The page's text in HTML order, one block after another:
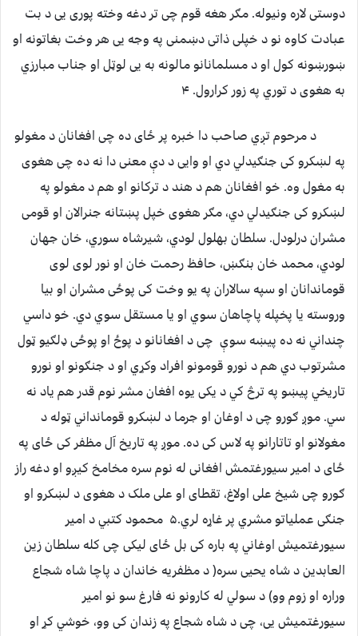
دوستی لاره ونیوله. مګر هغه قوم چی تر دغه وخته پوری یی د بت
عبادت کاوه نو د خپلی ذاتی دښمنی په وجه یی هر وخت بغاتونه او
ښورښونه کول او د مسلمانانو مالونه به یی لوټل او جناب مبارزي
به هغوی د توري په زور کرارول. ۴
د مرحوم تږي صاحب دا خبره پر ځای ده چی افغانان د مغولو
په لښکرو کی جنګیدلي دي او وایی د دې معنی دا نه ده چی هغوی
به مغول وه. خو افغانان هم د هند د ترکانو او هم د مغولو په
لښکرو کی جنګیدلي دي، مګر هغوی خپل پښتانه جنرالان او قومی
مشران درلودل. سلطان بهلول لودي، شیرشاه سوري، خان جهان
لودي، محمد خان بنګښ، حافظ رحمت خان او نور لوی لوی
قوماندانان او سپه سالاران په یو وخت کی پوځی مشران او بیا
وروسته یا پخپله پاچاهان سوي او یا مستقل سوي دي. خو داسي
چنداني نه ده پیښه سوې چی د افغانانو د پوځ او پوځی ډلګیو ټول
مشرتوب دي هم د نورو قومونو افراد وکړي او د جنګونو او نورو
تاریخي پیښو په ترڅ کي د یکی یوه افغان مشر نوم قدر هم یاد نه
سي. موږ ګورو چی د اوغان او جرما د لښکرو قومانداني ټوله د
مغولانو او تاتارانو په لاس کی ده. موږ په تاریخ آل مظفر کی ځای په
ځای د امیر سیورغتمش افغانی له نوم سره مخامخ کیږو او دغه راز
ګورو چی شیخ علی اولاغ، تقطای او علی ملک د هغوی د لښکرو او
جنګی عملیاتو مشري پر غاړه لري.۵ محمود کتبي د امیر
سیورغتمیش اوغاني په باره کی بل ځای لیکی چی کله سلطان زین
العابدین د شاه یحیی سره( د مظفریه خاندان د پاچا شاه شجاع
وراره او زوم وو) د سولي له کارونو نه فارغ سو نو امیر
سیورغتمیش یی، چی د شاه شجاع په زندان کی وو، خوشي کړ او